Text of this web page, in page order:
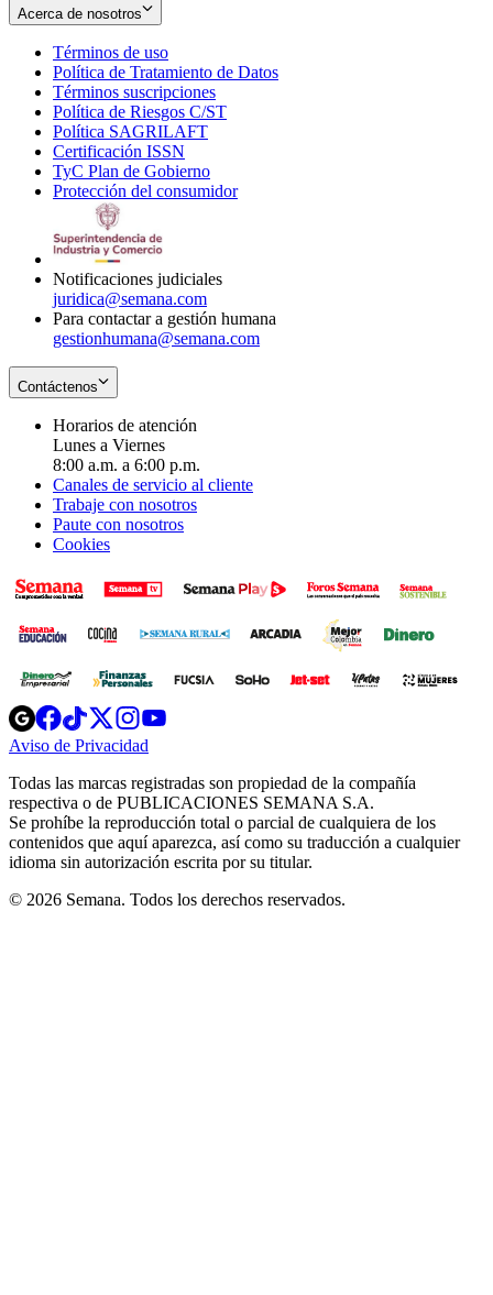
Acerca de nosotros
Términos de uso
in
new
window
Política de Tratamiento de Datos
Términos suscripciones
in
Política de Riesgos C/ST
Política SAGRILAFT
new
window
Certificación ISSN
in
new
TyC Plan de Gobierno
in
Protección del consumidorOpens
Notificaciones judiciales
juridica@semana.com
Para contactar a gestión humana
gestionhumana@semana.com
Contáctenos
Horarios de atención
Lunes a Viernes
8:00 a.m. a 6:00 p.m.
Canales de servicio al cliente
Trabaje con nosotros
Paute con nosotros
Cookies
Opens
in
new
Opens
in
new
Opens
in
new
window
Opens
new
windowwindow
Aviso de Privacidad
new
window
Todas las marcas registradas son propiedad de la compañía
respectiva o de PUBLICACIONES SEMANA S.A.
Se prohíbe la reproducción total o parcial de cualquiera de los
contenidos que aquí aparezca, así como su traducción a cualquier
idioma sin autorización escrita por su titular.
© 2026 Semana. Todos los derechos reservados.